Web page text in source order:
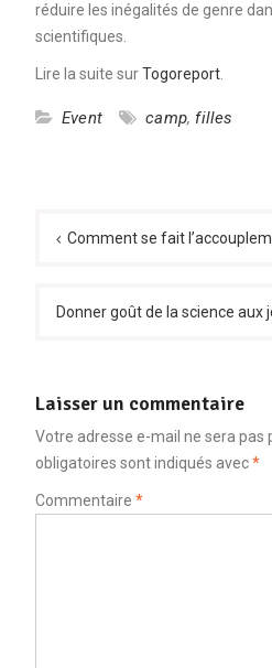
réduire les inégalités de genre
scientifiques.
Lire la suite surTogoreport.
Event camp, filles
de Comment se fait
Donner goût de la science aux
Laisser un commentaire
Votre adresse e-mail ne sera pas
obligatoires sont indiqués avec*
Commentaire *